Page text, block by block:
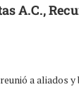
A.C.,
a aliados y